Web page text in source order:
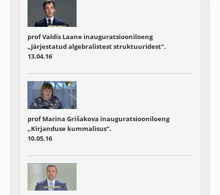
prof Valdis Laane inauguratsiooniloeng
„Järjestatud algebralistest struktuuridest“.
13.04.16
prof Marina Grišakova inauguratsiooniloeng
„Kirjanduse kummalisus“.
10.05.16